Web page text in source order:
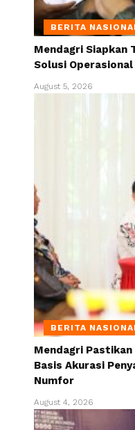
BERITA
Mendagri Siapkan
Solusi Operasional
August 5, 2026
BERITA
Mendagri
Basis Akurasi
Numfor
August 4, 2026